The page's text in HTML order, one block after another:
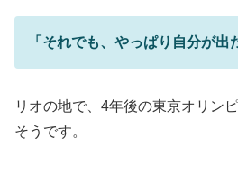
「それでも、やっぱり自分が出
リオの地で、4年後の東京オリン
そうです。